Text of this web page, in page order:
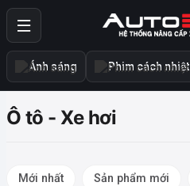
Ánh sáng Phim cách nhiệt
Ô tô - Xe hơi
Mới nhất Sản phẩm mới